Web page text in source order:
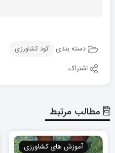
دسته بندی کود کشاورزی
اشتراک
مطالب مرتبط
آموزش های کشاورزی